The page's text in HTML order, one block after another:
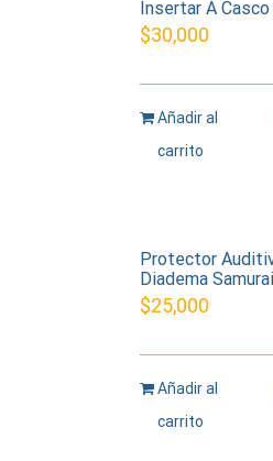
Insertar A
$30,000
Añadir al
carrito
Protector
Diadema Samurai
$25,000
Añadir al
carrito